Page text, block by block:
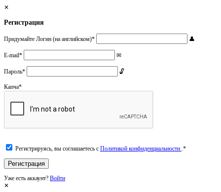
Регистрация
Придумайте Логин (на английском)*
E-mail*
Пароль*
Капча*
Регистрируясь, вы соглашаетесь с Политикой конфиденциальности .*
Уже есть аккаунт? Войти